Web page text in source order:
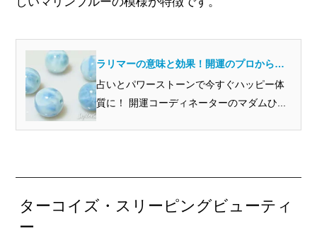
ラリマーの意味と効果！開運のプロから見
るとどんな石？
占いとパワーストーンで今すぐハッピー体
質に！ 開運コーディネーターのマダムひ...
ターコイズ・スリーピングビューティ
ー